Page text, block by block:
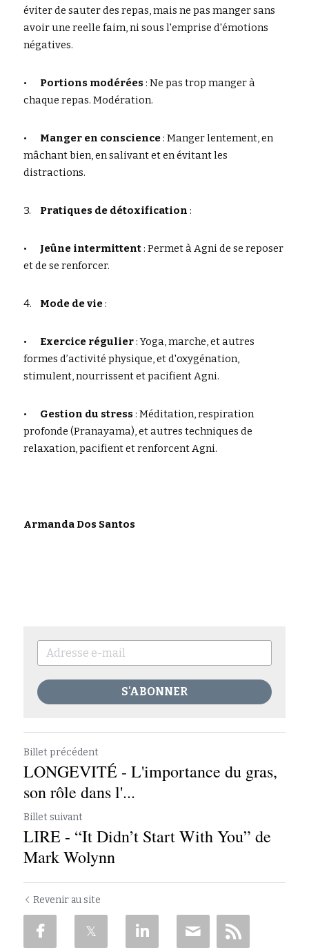
éviter de sauter des repas, mais ne pas manger sans
avoir une reelle faim, ni sous l'emprise d'émotions
négatives.
Portions modérées : Ne pas trop manger à
chaque repas. Modération.
Manger en conscience : Manger lentement, en
mâchant bien, en salivant et en évitant les
distractions.
Pratiques de détoxification :
Jeûne intermittent : Permet à Agni de se reposer
et de se renforcer.
Mode de vie :
Exercice régulier : Yoga, marche, et autres
formes d’activité physique, et d'oxygénation,
stimulent, nourrissent et pacifient Agni.
Gestion du stress : Méditation, respiration
profonde (Pranayama), et autres techniques de
relaxation, pacifient et renforcent Agni.
Armanda Dos Santos
S'ABONNER
Billet précédent
LONGEVITÉ - L'importance du gras,
son rôle dans l'...
Billet suivant
LIRE - “It Didn’t Start With You” de
Mark Wolynn
Revenir au site